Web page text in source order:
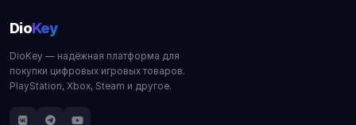
DioKey
DioKey — надёжная платформа для
покупки цифровых игровых товаров.
PlayStation, Xbox, Steam и другое.